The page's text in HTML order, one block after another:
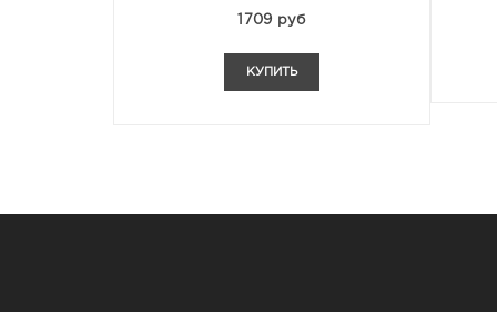
1709 руб
КУПИТЬ